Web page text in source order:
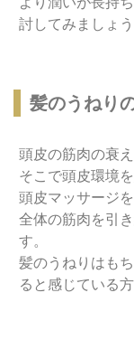
討してみましょう
髪のうねり
頭皮の筋肉の衰
そこで頭皮環境
頭皮マッサージ
全体の筋肉を引
す。
髪のうねりはも
ると感じている